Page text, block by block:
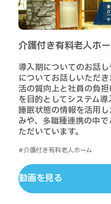
介護付き有料老人ホ
導入期についてのお話
についてお話しいただ
活の質向上と社員の負
を目的としてシステム導
睡眠状態の情報を活用
みや、多職種連携の中
ただいています。
#介護付き有料老人ホーム
動画を見る